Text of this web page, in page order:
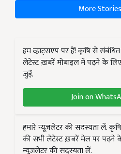
More Stories
हम व्हाट्सएप पर हैं! कृषि से
लेटेस्ट ख़बरें मोबाइल में पढ़ने के
जुड़ें.
Join on
हमारे न्यूज़लेटर की सदस्यता लें.
की सभी लेटेस्ट ख़बरें मेल पर पढ़ने
न्यूज़लेटर की सदस्यता लें.